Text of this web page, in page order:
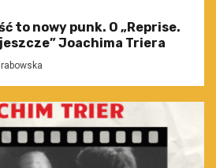
to nowy punk. O „Reprise.
Joachima Triera